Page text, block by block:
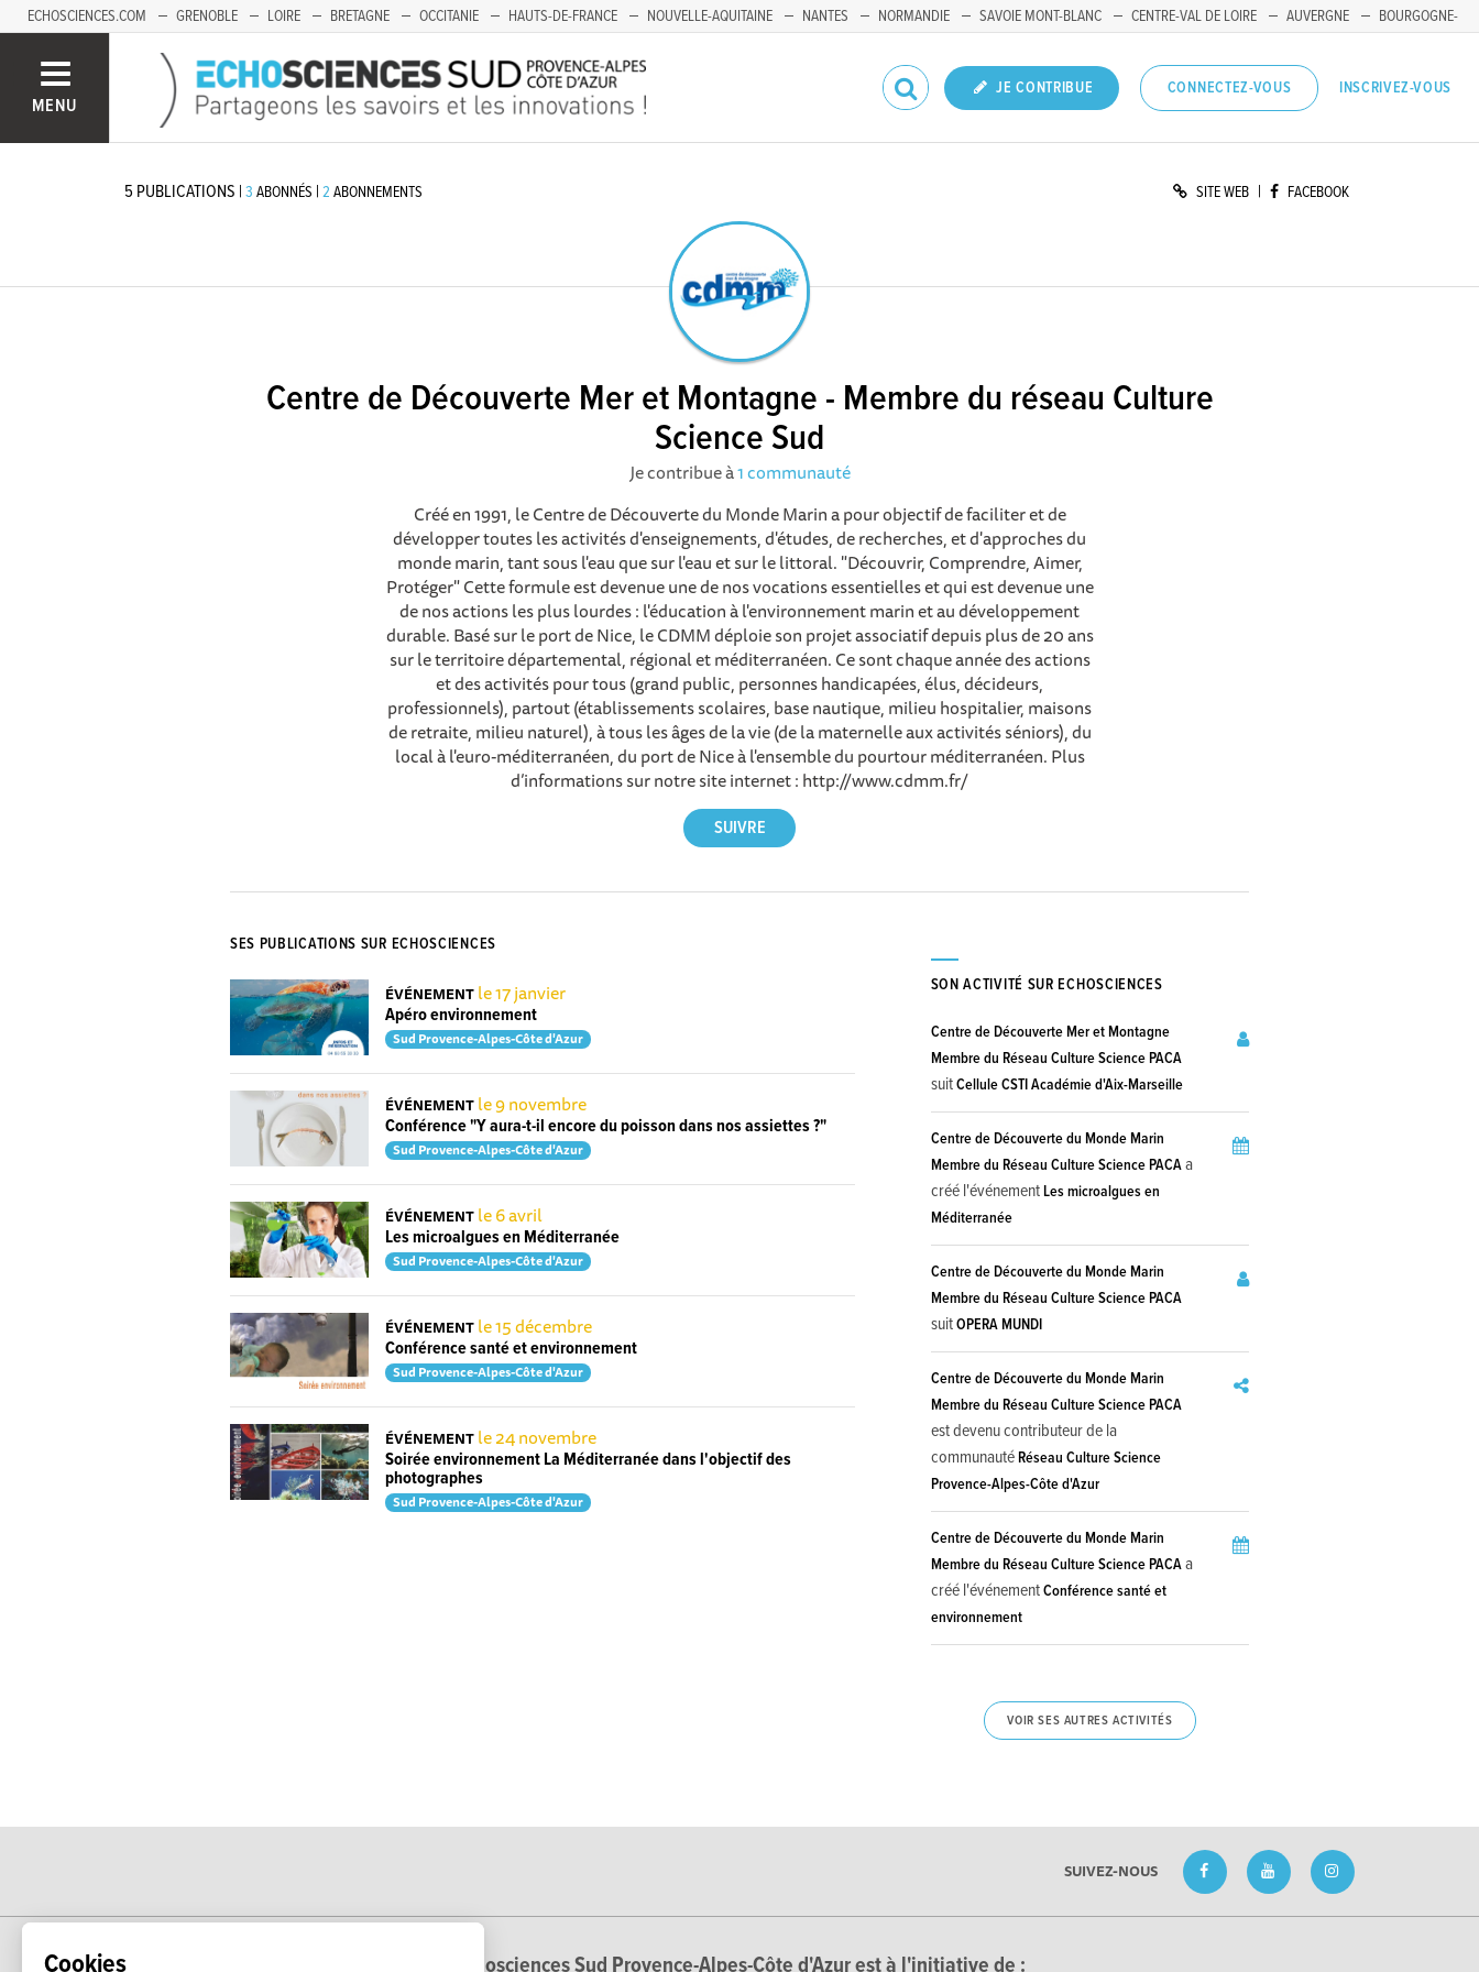
Cookies
ECHOSCIENCES.COM GRENOBLE LOIRE BRETAGNE OCCITANIE HAUTS-DE-FRANCE NOUVELLE-AQUITAINE NANTES NORMANDIE SAVOIE MONT-BLANC CENTRE-VAL DE LOIRE AUVERGNE
BOURGOGNE-
MENU
JE CONTRIBUE CONNECTEZ-VOUS INSCRIVEZ-VOUS
SITE WEB | FACEBOOK
5 PUBLICATIONS |3 ABONNÉS |2 ABONNEMENTS
Centre de Découverte Mer et Montagne - Membre du réseau Culture
Science Sud
Je contribue à1 communauté
Créé en 1991, le Centre de Découverte du Monde Marin a pour objectif de faciliter et de
développer toutes les activités d'enseignements, d'études, de recherches, et d'approches du
monde marin, tant sous l'eau que sur l'eau et sur le littoral. "Découvrir, Comprendre, Aimer,
Protéger" Cette formule est devenue une de nos vocations essentielles et qui est devenue une
de nos actions les plus lourdes : l'éducation à l'environnement marin et au développement
durable. Basé sur le port de Nice, le CDMM déploie son projet associatif depuis plus de 20 ans
sur le territoire départemental, régional et méditerranéen. Ce sont chaque année des actions
et des activités pour tous (grand public, personnes handicapées, élus, décideurs,
professionnels), partout (établissements scolaires, base nautique, milieu hospitalier, maisons
de retraite, milieu naturel), à tous les âges de la vie (de la maternelle aux activités séniors), du
local à l'euro-méditerranéen, du port de Nice à l'ensemble du pourtour méditerranéen. Plus
d’informations sur notre site internet : http://www.cdmm.fr/
SES PUBLICATIONS SUR ECHOSCIENCES
ÉVÉNEMENT le 17 janvier
Apéro environnement
Sud Provence-Alpes-Côte d'Azur
ÉVÉNEMENT le 9 novembre
Conférence "Y aura-t-il encore du poisson dans nos assiettes ?"
Sud Provence-Alpes-Côte d'Azur
ÉVÉNEMENT le 6 avril
Les microalgues en Méditerranée
Sud Provence-Alpes-Côte d'Azur
ÉVÉNEMENT le 15 décembre
Conférence santé et environnement
Sud Provence-Alpes-Côte d'Azur
ÉVÉNEMENT le 24 novembre
Soirée environnement La Méditerranée dans l'objectif des
photographes
Sud Provence-Alpes-Côte d'Azur
SON ACTIVITÉ SUR ECHOSCIENCES
Centre de Découverte Mer et Montagne
Membre du Réseau Culture Science PACA
suitCellule CSTI Académie d'Aix-Marseille
Centre de Découverte du Monde Marin
Membre du Réseau Culture Science PACAa
créé l'événementLes microalgues en
Méditerranée
Centre de Découverte du Monde Marin
Membre du Réseau Culture Science PACA
suitOPERA MUNDI
Centre de Découverte du Monde Marin
Membre du Réseau Culture Science PACA
est devenu contributeur de la
communautéRéseau Culture Science
Provence-Alpes-Côte d'Azur
Centre de Découverte du Monde Marin
Membre du Réseau Culture Science PACAa
créé l'événementConférence santé et
environnement
VOIR SES AUTRES ACTIVITÉS
SUIVEZ-NOUS